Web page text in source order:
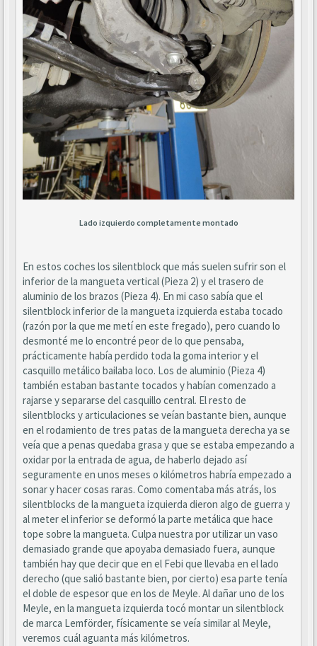
Lado izquierdo completamente montado
En estos coches los silentblock que más suelen sufrir son el
inferior de la mangueta vertical (Pieza 2) y el trasero de
aluminio de los brazos (Pieza 4). En mi caso sabía que el
silentblock inferior de la mangueta izquierda estaba tocado
(razón por la que me metí en este fregado), pero cuando lo
desmonté me lo encontré peor de lo que pensaba,
prácticamente había perdido toda la goma interior y el
casquillo metálico bailaba loco. Los de aluminio (Pieza 4)
también estaban bastante tocados y habían comenzado a
rajarse y separarse del casquillo central. El resto de
silentblocks y articulaciones se veían bastante bien, aunque
en el rodamiento de tres patas de la mangueta derecha ya se
veía que a penas quedaba grasa y que se estaba empezando a
oxidar por la entrada de agua, de haberlo dejado así
seguramente en unos meses o kilómetros habría empezado a
sonar y hacer cosas raras. Como comentaba más atrás, los
silentblocks de la mangueta izquierda dieron algo de guerra y
al meter el inferior se deformó la parte metálica que hace
tope sobre la mangueta. Culpa nuestra por utilizar un vaso
demasiado grande que apoyaba demasiado fuera, aunque
también hay que decir que en el Febi que llevaba en el lado
derecho (que salió bastante bien, por cierto) esa parte tenía
el doble de espesor que en los de Meyle. Al dañar uno de los
Meyle, en la mangueta izquierda tocó montar un silentblock
de marca Lemförder, físicamente se veía similar al Meyle,
veremos cuál aguanta más kilómetros.